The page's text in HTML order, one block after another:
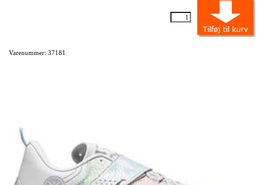
Varenummer: 37181